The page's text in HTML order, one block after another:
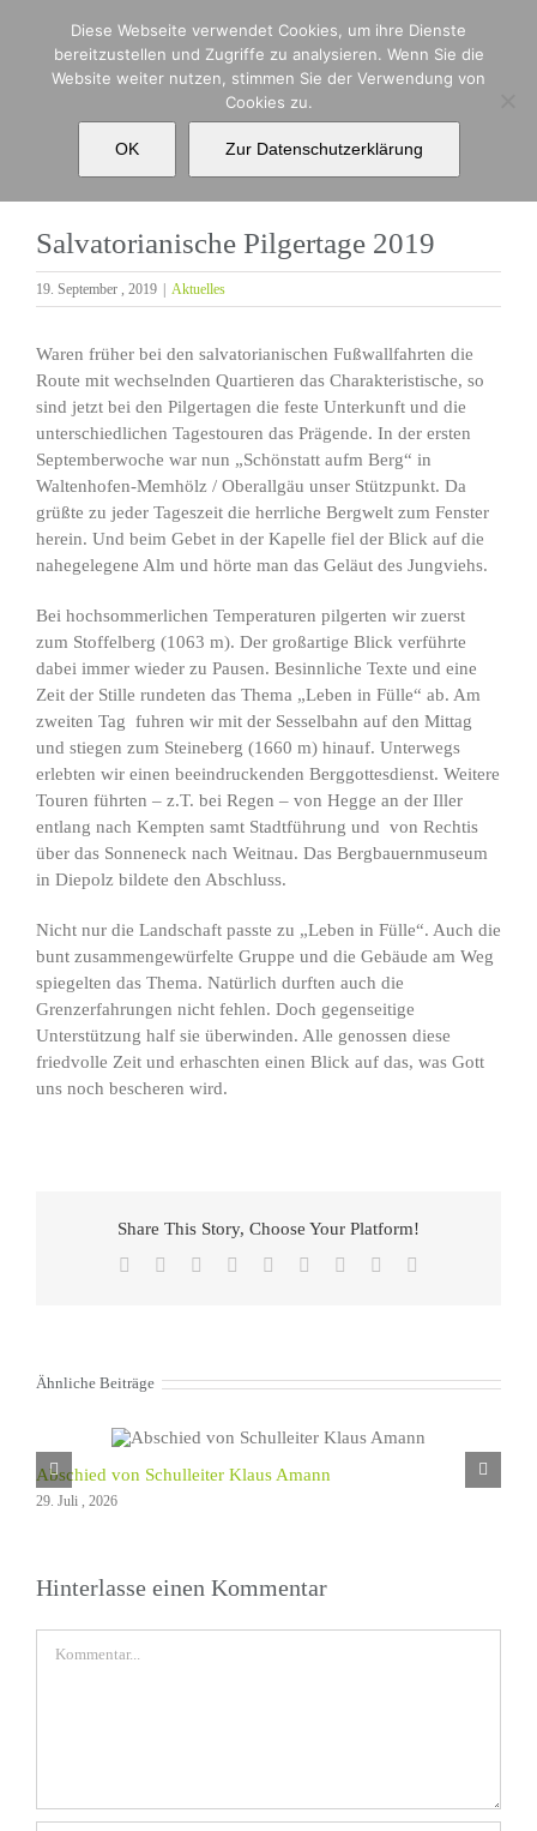
springen
Salvatorianische Pilgertage 2019
Salvatorianische Pilgertage 2019
19. September , 2019 Aktuelles
Waren früher bei den salvatorianischen Fußwallfahrten die
Route mit wechselnden Quartieren das Charakteristische, so
sind jetzt bei den Pilgertagen die feste Unterkunft und die
unterschiedlichen Tagestouren das Prägende. In der ersten
Septemberwoche war nun „Schönstatt aufm Berg“ in
Waltenhofen-Memhölz / Oberallgäu unser Stützpunkt. Da
grüßte zu jeder Tageszeit die herrliche Bergwelt zum Fenster
herein. Und beim Gebet in der Kapelle fiel der Blick auf die
nahegelegene Alm und hörte man das Geläut des Jungviehs.
Bei hochsommerlichen Temperaturen pilgerten wir zuerst
zum Stoffelberg (1063 m). Der großartige Blick verführte
dabei immer wieder zu Pausen. Besinnliche Texte und eine
Zeit der Stille rundeten das Thema „Leben in Fülle“ ab. Am
zweiten Tag fuhren wir mit der Sesselbahn auf den Mittag
und stiegen zum Steineberg (1660 m) hinauf. Unterwegs
erlebten wir einen beeindruckenden Berggottesdienst. Weitere
Touren führten – z.T. bei Regen – von Hegge an der Iller
entlang nach Kempten samt Stadtführung und von Rechtis
über das Sonneneck nach Weitnau. Das Bergbauernmuseum
in Diepolz bildete den Abschluss.
Nicht nur die Landschaft passte zu „Leben in Fülle“. Auch die
bunt zusammengewürfelte Gruppe und die Gebäude am Weg
spiegelten das Thema. Natürlich durften auch die
Grenzerfahrungen nicht fehlen. Doch gegenseitige
Unterstützung half sie überwinden. Alle genossen diese
friedvolle Zeit und erhaschten einen Blick auf das, was Gott
uns noch bescheren wird.
Share This Story, Choose Your Platform!
Facebook Reddit LinkedInWhatsApp
TumblrPinterest
Ähnliche Beiträge
Abschied von Schulleiter Klaus Amann
29. Juli , 2026
Hinterlasse einen Kommentar
Diese Webseite verwendet Cookies, um ihre Dienste
bereitzustellen und Zugriffe zu analysieren. Wenn Sie die
Website weiter nutzen, stimmen Sie der Verwendung von
Cookies zu.
OK Zur Datenschutzerklärung